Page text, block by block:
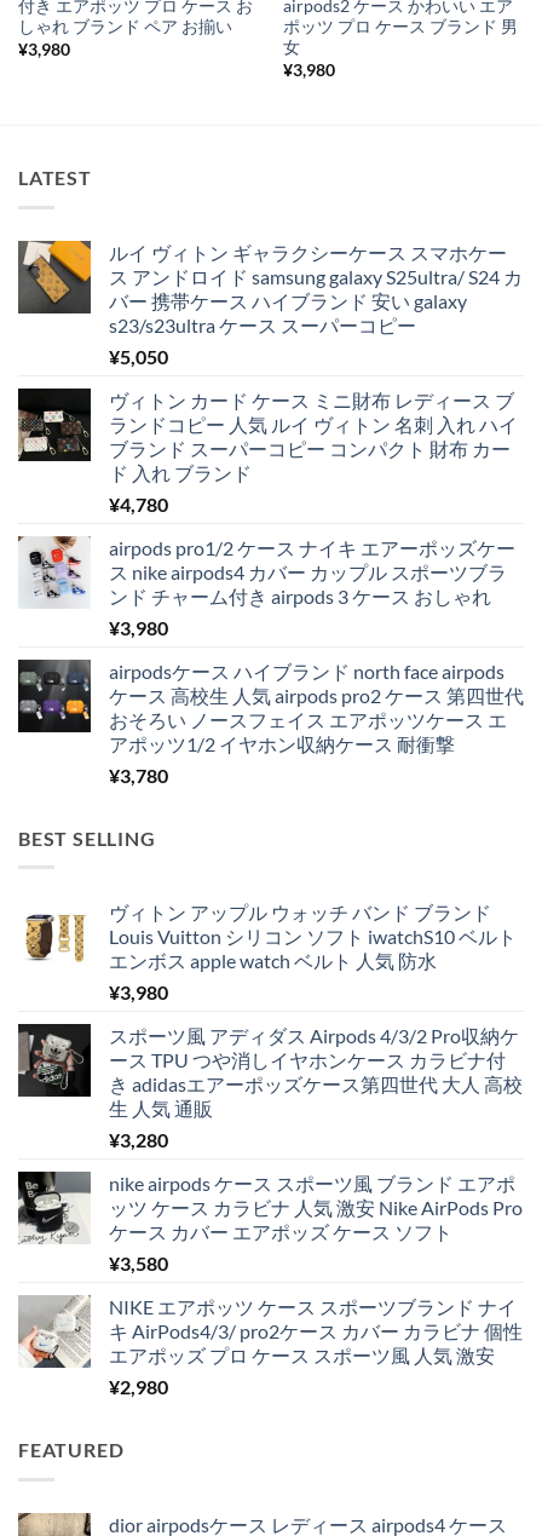
付き エアポッツ プロ ケース お
しゃれ ブランド ペア お揃い
¥3,980
airpods2 ケース かわいい エア
ポッツ プロ ケース ブランド 男
女
¥3,980
LATEST
ルイ ヴィトン ギャラクシーケース スマホケー
ス アンドロイド samsung galaxy S25ultra/ S24 カ
バー 携帯ケース ハイブランド 安い galaxy
s23/s23ultra ケース スーパーコピー
¥5,050
ヴィトン カード ケース ミニ財布 レディース ブ
ランドコピー 人気 ルイ ヴィトン 名刺 入れ ハイ
ブランド スーパーコピー コンパクト 財布 カー
ド 入れ ブランド
¥4,780
airpods pro1/2 ケース ナイキ エアーポッズケー
ス nike airpods4 カバー カップル スポーツブラ
ンド チャーム付き airpods 3 ケース おしゃれ
¥3,980
airpodsケース ハイブランド north face airpods
ケース 高校生 人気 airpods pro2 ケース 第四世代
おそろい ノースフェイス エアポッツケース エ
アポッツ1/2 イヤホン収納ケース 耐衝撃
¥3,780
BEST SELLING
ヴィトン アップル ウォッチ バンド ブランド
Louis Vuitton シリコン ソフト iwatchS10 ベルト
エンボス apple watch ベルト 人気 防水
¥3,980
スポーツ風 アディダス Airpods 4/3/2 Pro収納ケ
ース TPU つや消しイヤホンケース カラビナ付
き adidasエアーポッズケース第四世代 大人 高校
生 人気 通販
¥3,280
nike airpods ケース スポーツ風 ブランド エアポ
ッツ ケース カラビナ 人気 激安 Nike AirPods Pro
ケース カバー エアポッズ ケース ソフト
¥3,580
NIKE エアポッツ ケース スポーツブランド ナイ
キ AirPods4/3/ pro2ケース カバー カラビナ 個性
エアポッズ プロ ケース スポーツ風 人気 激安
¥2,980
FEATURED
dior airpodsケース レディース airpods4 ケース